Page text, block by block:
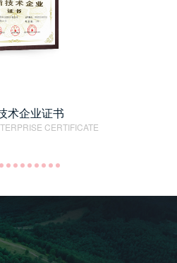
术企业证书
CERTIFICATE